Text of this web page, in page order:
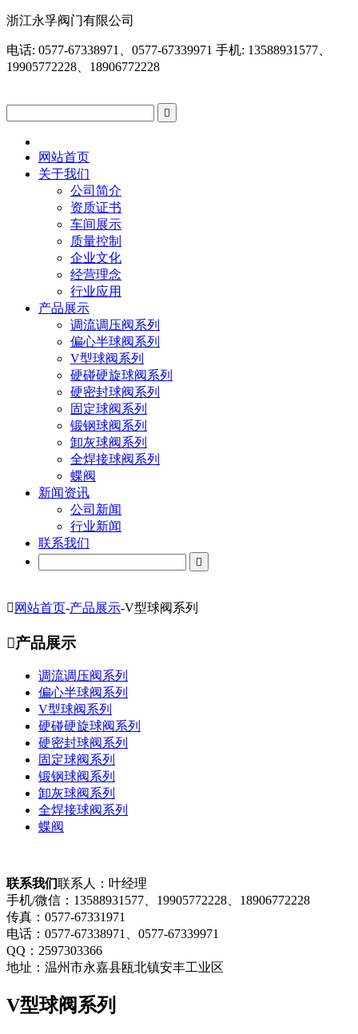
浙江永孚阀门有限公司
电话: 0577-67338971、0577-67339971 手机: 13588931577、
19905772228、18906772228

网站首页
关于我们
公司简介
资质证书
车间展示
质量控制
企业文化
经营理念
行业应用
产品展示
调流调压阀系列
偏心半球阀系列
V型球阀系列
硬碰硬旋球阀系列
硬密封球阀系列
固定球阀系列
锻钢球阀系列
卸灰球阀系列
全焊接球阀系列
蝶阀
新闻资讯
公司新闻
行业新闻
联系我们

 网站首页-产品展示-V型球阀系列
产品展示
调流调压阀系列
偏心半球阀系列
V型球阀系列
硬碰硬旋球阀系列
硬密封球阀系列
固定球阀系列
锻钢球阀系列
卸灰球阀系列
全焊接球阀系列
蝶阀
联系我们联系人：叶经理
手机/微信：13588931577、19905772228​、18906772228
传真：0577-67331971
电话：0577-67338971、0577-67339971​
QQ：2597303366
地址：温州市永嘉县瓯北镇安丰工业区
V型球阀系列